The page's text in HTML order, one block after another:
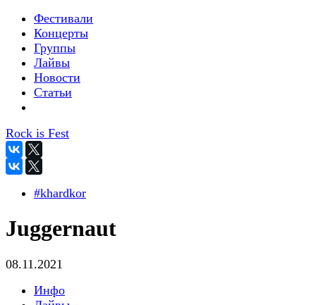
Фестивали
Концерты
Группы
Лайвы
Новости
Статьи
Rock is Fest
#khardkor
Juggernaut
08.11.2021
Инфо